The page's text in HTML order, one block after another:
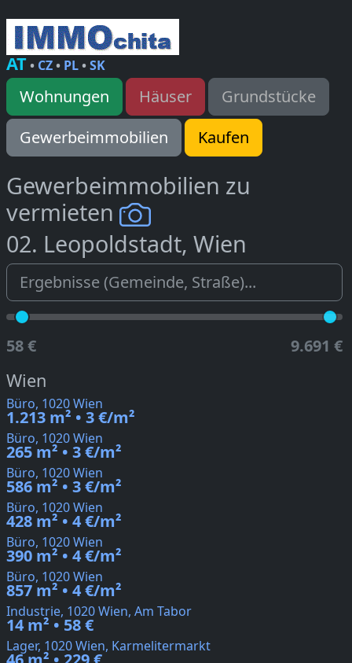
AT• CZ• PL•SK
Wohnungen Häuser
Grundstücke
Gewerbeimmobilien
Kaufen
Gewerbeimmobilien zu
vermieten
02. Leopoldstadt, Wien
58 € 9.691 €
Wien
Büro, 1020 Wien
1.213 m² • 3 €/m²
Büro, 1020 Wien
265 m² • 3 €/m²
Büro, 1020 Wien
586 m² • 3 €/m²
Büro, 1020 Wien
428 m² • 4 €/m²
Büro, 1020 Wien
390 m² • 4 €/m²
Büro, 1020 Wien
857 m² • 4 €/m²
Industrie, 1020 Wien, Am Tabor
14 m² • 58 €
Lager, 1020 Wien, Karmelitermarkt